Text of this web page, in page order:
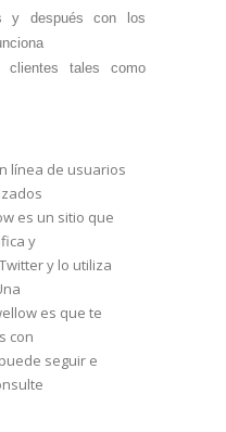
y después con los
tales como
línea de usuarios
es un sitio que
y
y lo utiliza
es que te
con
seguir e